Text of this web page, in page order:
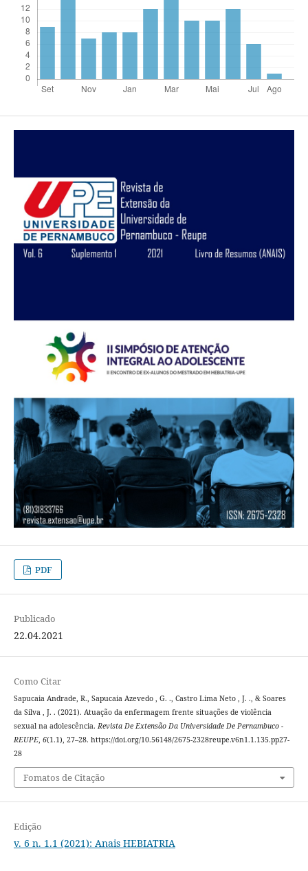
PDF
Publicado
22.04.2021
Como Citar
Sapucaia Andrade, R., Sapucaia Azevedo , G. ., Castro Lima Neto , J. ., & Soares
da Silva , J. . (2021). Atuação da enfermagem frente situações de violência
sexual na adolescência. Revista De Extensão Da Universidade De Pernambuco -
REUPE, 6(1.1), 27–28. https://doi.org/10.56148/2675-2328reupe.v6n1.1.135.pp27-
28
Fomatos de Citação
Edição
v. 6 n. 1.1 (2021): Anais HEBIATRIA